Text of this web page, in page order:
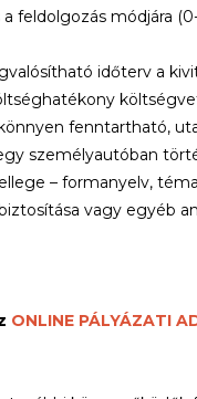
feldolgozás módjára
időterv a
fenntartható,
személyautóban
– formanyelv,
vagy egyéb
ONLINE PÁLYÁZATI